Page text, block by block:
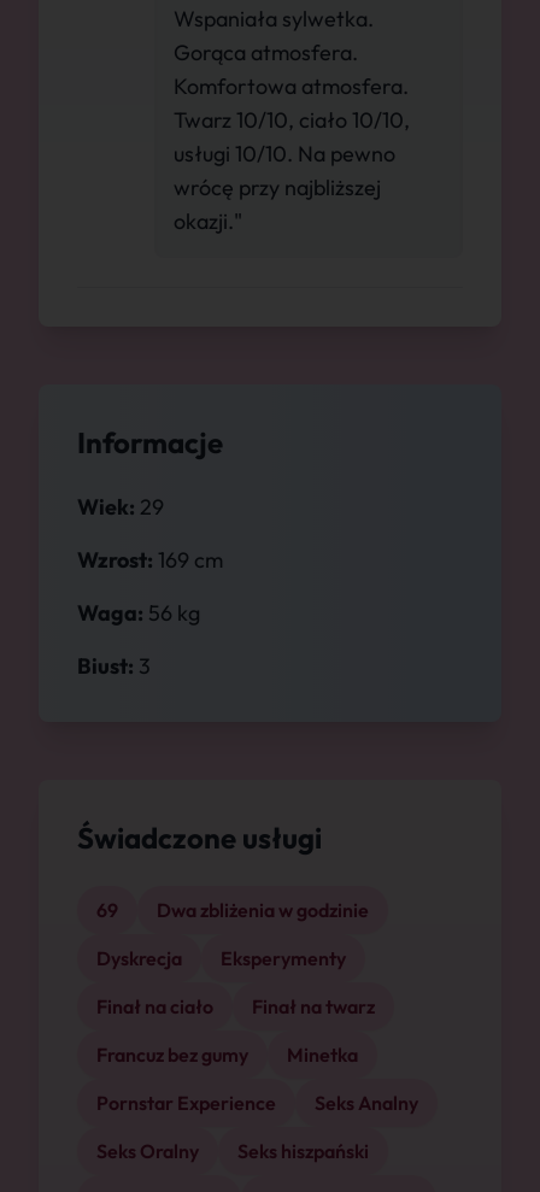
Informacje
Wiek: 29
Wzrost: 169 cm
Waga: 56 kg
Biust: 3
Świadczone usługi
69
Dwa zbliżenia w godzinie
Dyskrecja
Eksperymenty
Finał na ciało
Finał na twarz
Francuz bez gumy
Minetka
Pornstar Experience
Seks Analny
Seks Oralny
Seks hiszpański
Wspaniała sylwetka.
Gorąca atmosfera.
Komfortowa atmosfera.
Twarz 10/10, ciało 10/10,
usługi 10/10. Na pewno
wrócę przy najbliższej
okazji."